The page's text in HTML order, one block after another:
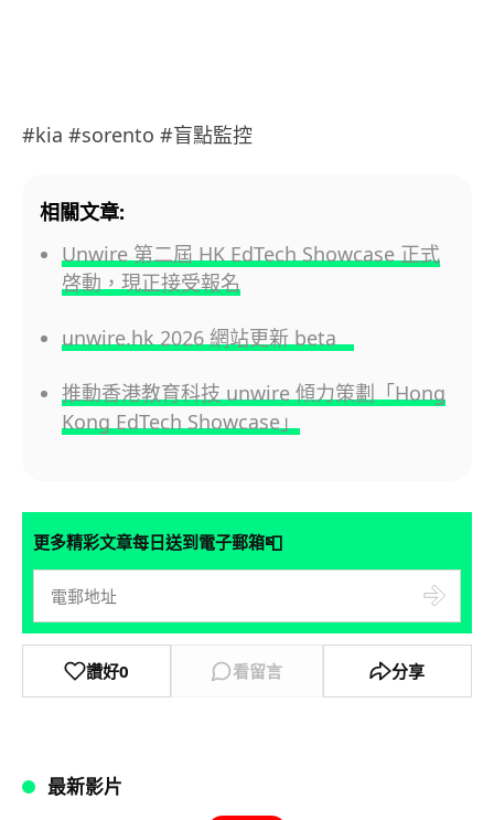
#kia #sorento #盲點監控
相關文章:
Unwire 第二屆 HK EdTech Showcase 正式
啓動，現正接受報名
unwire.hk 2026 網站更新 beta
推動香港教育科技 unwire 傾力策劃「Hong
Kong EdTech Showcase」
更多精彩文章每日送到電子郵箱📮
讚好0 看留言 分享
最新影片